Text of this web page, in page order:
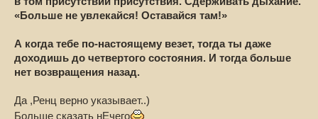
«Больше не увлекайся! Оставайся там!»
А когда тебе по-настоящему везет, тогда ты даже
доходишь до четвертого состояния. И тогда больше
нет возвращения назад.
Да ,Ренц верно указывает..)
Больше сказать нЕчего